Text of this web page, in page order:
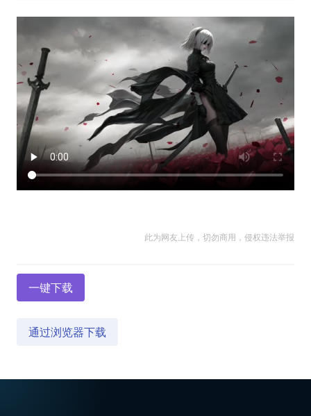
此为网友上传，切勿商用，侵权违法举报
一键下载
通过浏览器下载